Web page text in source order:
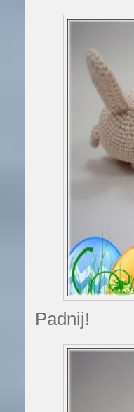
Padnij!